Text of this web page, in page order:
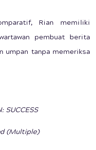
Rian memiliki
pembuat berita
umpan tanpa memeriksa
SUCCESS
(Multiple)